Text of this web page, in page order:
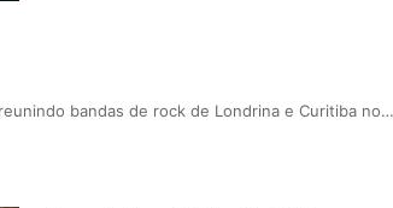
bandas de rock de Londrina e Curitiba no…